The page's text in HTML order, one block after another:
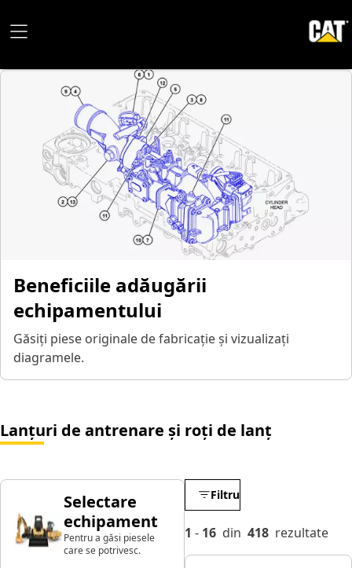
Beneficiile adăugării
echipamentului
Găsiți piese originale de fabricație și vizualizați
diagramele.
Lanțuri de antrenare și roți de lanț
Selectare
echipament
Pentru a găsi piesele
care se potrivesc.
Filtru
1 - 16 din 418 rezultate